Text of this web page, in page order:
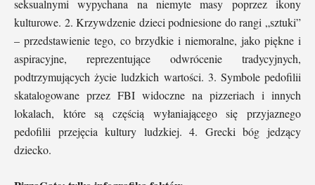
seksualnymi wypychana na niemyte masy poprzez ikony
kulturowe. 2. Krzywdzenie dzieci podniesione do rangi „sztuki”
– przedstawienie tego, co brzydkie i niemoralne, jako piękne i
aspiracyjne, reprezentujące odwrócenie tradycyjnych,
podtrzymujących życie ludzkich wartości. 3. Symbole pedofilii
skatalogowane przez FBI widoczne na pizzeriach i innych
lokalach, które są częścią wyłaniającego się przyjaznego
pedofilii przejęcia kultury ludzkiej. 4. Grecki bóg jedzący
dziecko.